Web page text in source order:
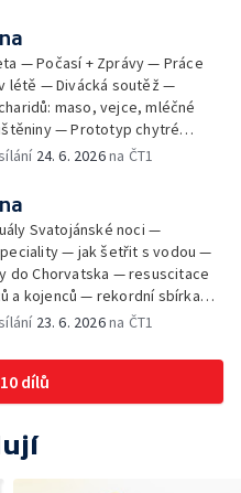
— Počasí + Zprávy — Práce
létě — Divácká soutěž —
maso, vejce, mléčné
— Prototyp chytré
pro běžce — Anketa +
létě — Divácká soutěž —
maso, vejce, mléčné
— Jak se udržet v
bez posilovny — Prototyp
do bot pro běžce — Anketa +
hrou — Upoutávka na další
+ Zprávy — Práce
maso, vejce, mléčné
— Mezinárodní folklórní
bez posilovny — Anketa +
hrou — Počasí — Prototyp
do bot pro běžce — Divácká
24. 6. 2026na ČT1
Svatojánské noci —
— jak šetřit s vodou —
do Chorvatska — resuscitace
a kojenců — rekordní sbírka
aut — výroba šperků se
23. 6. 2026na ČT1
dílů